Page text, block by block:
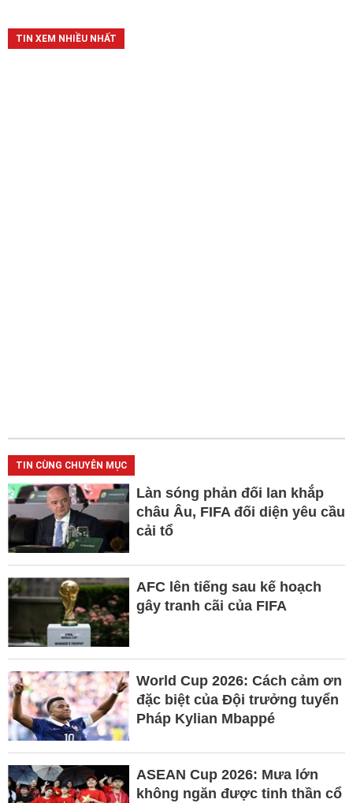
TIN XEM NHIỀU NHẤT
TIN CÙNG CHUYÊN MỤC
Làn sóng phản đối lan khắp
châu Âu, FIFA đối diện yêu cầu
cải tổ
AFC lên tiếng sau kế hoạch
gây tranh cãi của FIFA
World Cup 2026: Cách cảm ơn
đặc biệt của Đội trưởng tuyển
Pháp Kylian Mbappé
ASEAN Cup 2026: Mưa lớn
không ngăn được tinh thần cổ